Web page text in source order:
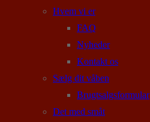
Hvem vi er
FAQ
Nyheder
Kontakt os
Sælg dit våben
Brugtsalgsformular
Det med småt